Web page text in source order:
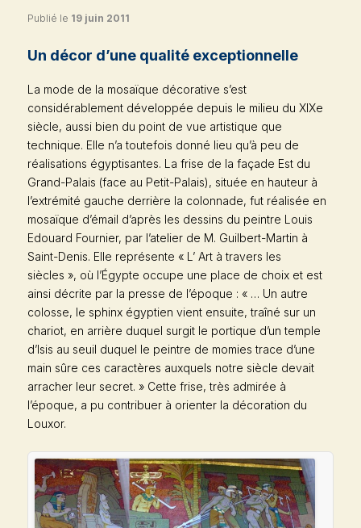
Publié le 19 juin 2011
Un décor d’une qualité exceptionnelle
La mode de la mosaïque décorative s’est
considérablement développée depuis le milieu du XIXe
siècle, aussi bien du point de vue artistique que
technique. Elle n’a toutefois donné lieu qu’à peu de
réalisations égyptisantes. La frise de la façade Est du
Grand-Palais (face au Petit-Palais), située en hauteur à
l’extrémité gauche derrière la colonnade, fut réalisée en
mosaïque d’émail d’après les dessins du peintre Louis
Edouard Fournier, par l’atelier de M. Guilbert-Martin à
Saint-Denis. Elle représente « L’ Art à travers les
siècles », où l’Égypte occupe une place de choix et est
ainsi décrite par la presse de l’époque : « … Un autre
colosse, le sphinx égyptien vient ensuite, traîné sur un
chariot, en arrière duquel surgit le portique d’un temple
d’Isis au seuil duquel le peintre de momies trace d’une
main sûre ces caractères auxquels notre siècle devait
arracher leur secret. » Cette frise, très admirée à
l’époque, a pu contribuer à orienter la décoration du
Louxor.